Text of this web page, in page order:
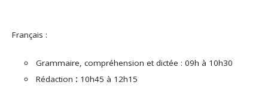
Français :
Grammaire, compréhension et dictée : 09h à 10h30
Rédaction : 10h45 à 12h15